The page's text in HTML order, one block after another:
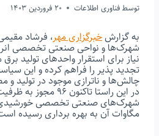
توسط فناوری اطلاعات 20 فروردین 1403
به گزارشخبرگزاری مهر، فرشاد
شهرک‌ها و نواحی صنعتی تخصصی
نیاز برای استقرار واحدهای تولید
تجدید پذیر را فراهم کرده و این
چالش‌ها و ناترازی موجود در تولید
مگاوات آن به بهره برداری رسیده